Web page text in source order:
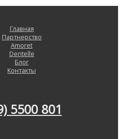
Главная
Партнерство
Amoret
Dentelle
Блог
Контакты
5500 801